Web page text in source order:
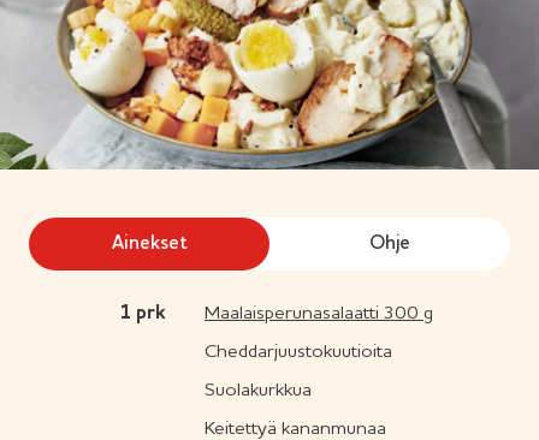
Ainekset Ohje
1 prk
Maalaisperunasalaatti 300 g
Cheddarjuustokuutioita
Suolakurkkua
Keitettyä kananmunaa